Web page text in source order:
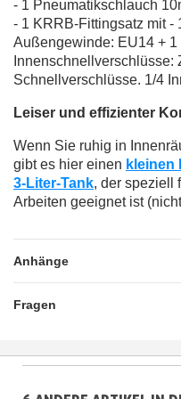
- 1 Pneumatikschlauch
- 1 KRRB-Fittingsatz mit -
Außengewinde: EU14 +
Innenschnellverschlüsse:
Schnellverschlüsse. 1/4
Leiser und effizienter
Wenn Sie ruhig in
gibt es hier einen kleinen
3-Liter-Tank, der speziell
Arbeiten geeignet ist
Anhänge
Fragen